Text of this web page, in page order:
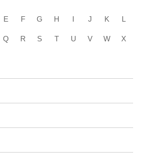
E F G H I J K L
Q R S T U V W X